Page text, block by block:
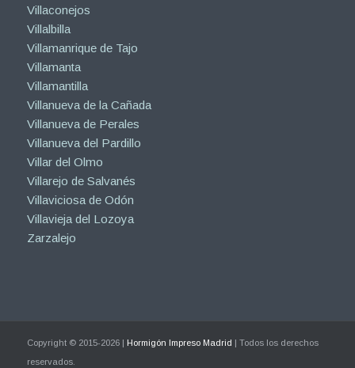
Villaconejos
Villalbilla
Villamanrique de Tajo
Villamanta
Villamantilla
Villanueva de la Cañada
Villanueva de Perales
Villanueva del Pardillo
Villar del Olmo
Villarejo de Salvanés
Villaviciosa de Odón
Villavieja del Lozoya
Zarzalejo
Copyright © 2015-2026 | Hormigón Impreso Madrid | Todos los derechos
reservados.